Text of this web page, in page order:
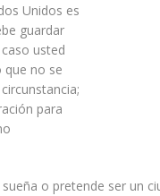
Unidos es
guardar
usted
que no se
para
o pretende ser un